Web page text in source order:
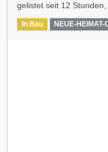
gelistet seit 12
In Bau NEUE-HEIMAT-